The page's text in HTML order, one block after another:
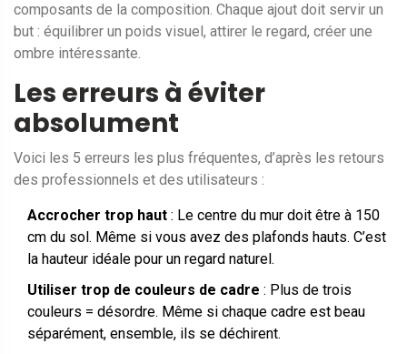
composants de la composition. Chaque ajout doit servir un
but : équilibrer un poids visuel, attirer le regard, créer une
ombre intéressante.
Les erreurs à éviter
absolument
Voici les 5 erreurs les plus fréquentes, d’après les retours
des professionnels et des utilisateurs :
Accrocher trop haut : Le centre du mur doit être à 150
cm du sol. Même si vous avez des plafonds hauts. C’est
la hauteur idéale pour un regard naturel.
Utiliser trop de couleurs de cadre : Plus de trois
couleurs = désordre. Même si chaque cadre est beau
séparément, ensemble, ils se déchirent.